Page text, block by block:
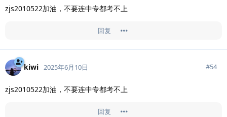
zjs2010522加油，不要连中专都考不上
回复
kiwi 2025年6月10日 #54
zjs2010522加油，不要连中专都考不上
回复